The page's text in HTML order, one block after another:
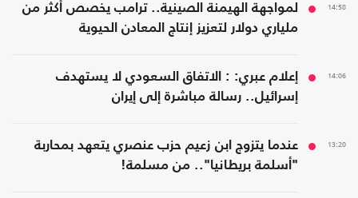
14:58
لمواجهة الهيمنة الصينية.. ترامب يخصص أكثر من
ملياري دولار لتعزيز إنتاج المعادن الحيوية
14:06
إعلام عبري: : الاتفاق السعودي لا يستهدف
إسرائيل.. رسالة مباشرة إلى إيران
13:20
عندما يتزوج ابن زعيم حزب عنصري يتعهد بمحاربة
"أسلمة بريطانيا".. من مسلمة!